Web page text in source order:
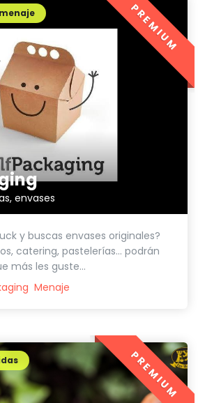
envases
y buscas envases originales?
catering, pastelerías... podrán
más les guste...
Menaje
PREMIUM
PREMIUM